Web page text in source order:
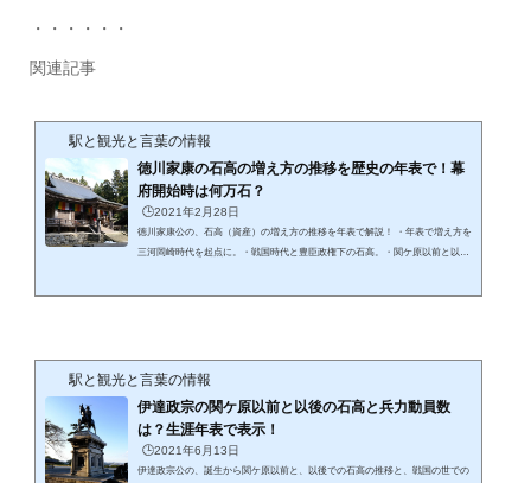
・・・・・・
関連記事
駅と観光と言葉の情報
徳川家康の石高の増え方の推移を歴史の年表で！幕
府開始時は何万石？
🕒️2021年2月28日
徳川家康公の、石高（資産）の増え方の推移を年表で解説！ ・年表で増え方を
三河岡崎時代を起点に。・戦国時代と豊臣政権下の石高。・関ケ原以前と以後
駅と観光と言葉の情報
伊達政宗の関ケ原以前と以後の石高と兵力動員数
は？生涯年表で表示！
🕒️2021年6月13日
伊達政宗公の、誕生から関ケ原以前と、以後での石高の推移と、戦国の世での